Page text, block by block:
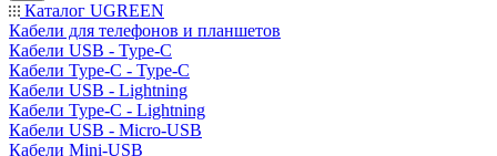
Каталог UGREEN
Кабели для телефонов и планшетов
Кабели USB - Type-C
Кабели Type-C - Type-C
Кабели USB - Lightning
Кабели Type-C - Lightning
Кабели USB - Micro-USB
Кабели Mini-USB